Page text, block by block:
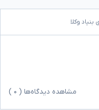
وکلا
مشاهده دیدگاه‌ها ( ۰